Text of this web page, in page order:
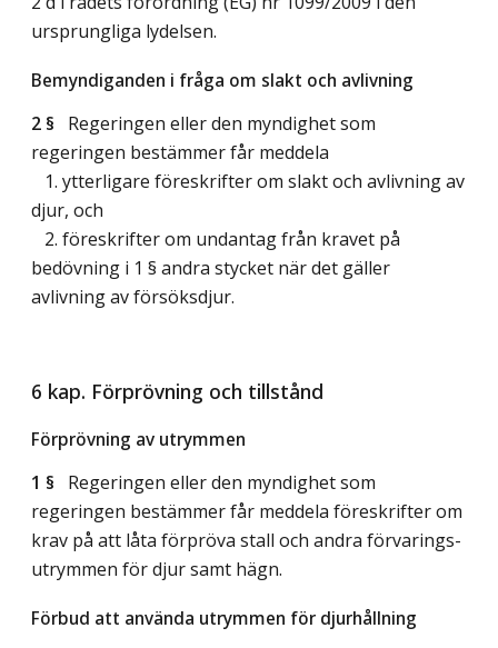
ursprungliga lydelsen.
Bemyndiganden i fråga om slakt och avlivning
2 § Regeringen eller den myndighet som
regeringen bestämmer får meddela
1. ytterligare föreskrifter om slakt och avlivning av
djur, och
2. föreskrifter om undantag från kravet på
bedövning i 1 § andra stycket när det gäller
avlivning av försöksdjur.
6 kap. Förprövning och tillstånd
Förprövning av utrymmen
1 § Regeringen eller den myndighet som
regeringen bestämmer får meddela föreskrifter om
krav på att låta förpröva stall och andra förvarings-
utrymmen för djur samt hägn.
Förbud att använda utrymmen för djurhållning